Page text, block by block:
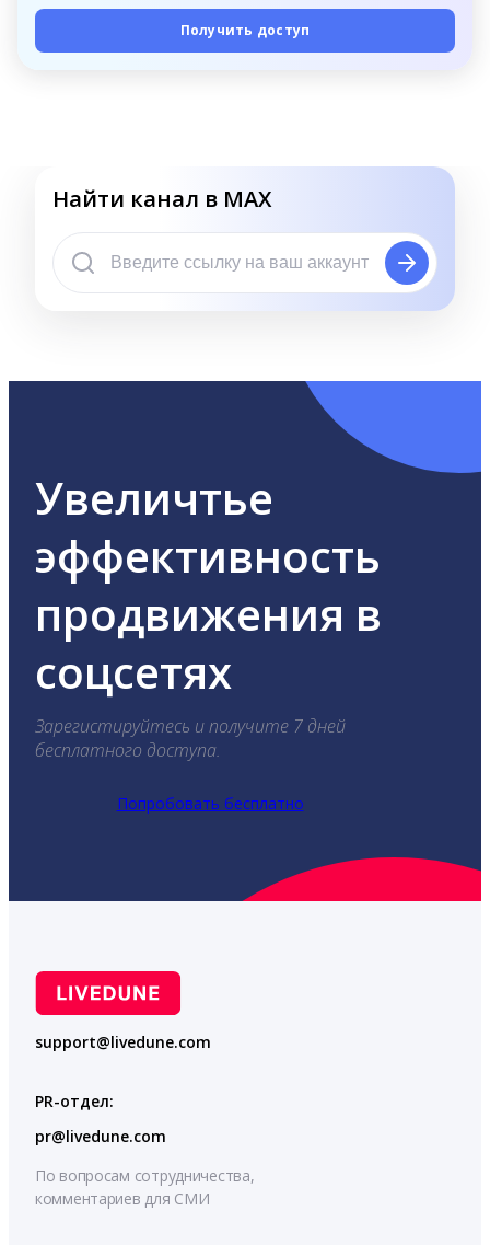
Получить доступ
Найти канал в MAX
Увеличтье
эффективность
продвижения в
соцсетях
Зарегистируйтесь и получите 7 дней
бесплатного доступа.
Попробовать бесплатно
support@livedune.com
PR-отдел:
pr@livedune.com
По вопросам сотрудничества,
комментариев для СМИ